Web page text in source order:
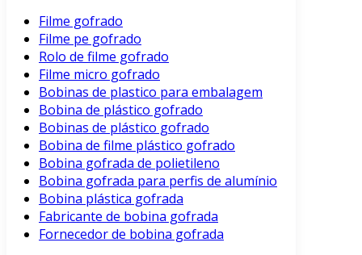
Filme gofrado
Filme pe gofrado
Rolo de filme gofrado
Filme micro gofrado
Bobinas de plastico para embalagem
Bobina de plástico gofrado
Bobinas de plástico gofrado
Bobina de filme plástico gofrado
Bobina gofrada de polietileno
Bobina gofrada para perfis de alumínio
Bobina plástica gofrada
Fabricante de bobina gofrada
Fornecedor de bobina gofrada